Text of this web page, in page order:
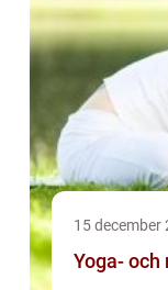
15 december
Yoga-